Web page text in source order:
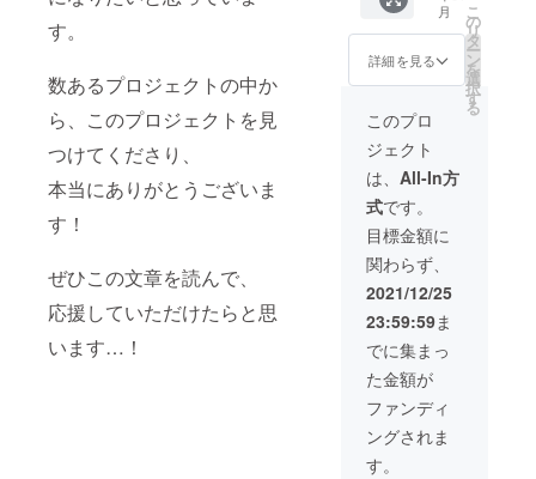
す。
数あるプロジェクトの中か
ら、このプロジェクトを見
つけてくださり、
本当にありがとうございま
す！
ぜひこの文章を読んで、
応援していただけたらと思
います…！
れる方
・何ら
法で、
収益を
る方 ま
た、こ
こにお
ける
「居
候」の
定義と
して
は、 ・
（特に
宿泊業
を営ん
でいる
方で）
宿泊場
所の提
供・宿
泊費の
決に取
り組ん
でいる
定して
いま
す。 ※
白黒・
目安は
7cm×1
0cmの
長方形
※広告
データ
をご自
身で
作って
いただ
き、そ
れを入
稿する
形にな
キャリ
ア形成
系など
いいた
しま
す。 ※
詳細
は、後
日メー
ルにて
相談さ
せてい
ただき
ます。
※イベン
トは基
本的に
対面開
催、1-2
時間程
度を想
張って
見つけ
ます。
学生
に、イ
ンター
ンに来
てほし
い、新
しいプ
ロジェ
クトに
関わっ
てほし
い、そ
んな思
いを
持って
いる
方、必
見で
す。 ※
後日、
ンタ
ビュー
記事に
してほ
しい…
発信し
たいこ
とがあ
るけれ
ど、忙
しくて
なかな
か文章
を書く
時間が
ない、
そんな
方にお
すすめ
です。
限定一
名で、
文章を
月
詳細を見る
こ
の
リ
タ
ー
ン
を
選
択
す
る
このプロ
ジェクト
は、 All-In方
式です。
目標金額に
関わらず、
2021/12/25
23:59:59ま
でに集まっ
た金額が
ファンディ
ングされま
す。